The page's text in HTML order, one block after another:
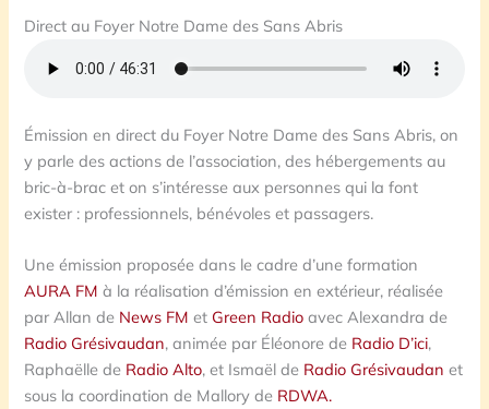
Direct au Foyer Notre Dame des Sans Abris
Émission en direct du Foyer Notre Dame des Sans Abris, on
y parle des actions de l’association, des hébergements au
bric-à-brac et on s’intéresse aux personnes qui la font
exister : professionnels, bénévoles et passagers.
Une émission proposée dans le cadre d’une formation
AURA FM à la réalisation d’émission en extérieur, réalisée
par Allan de News FM et Green Radioavec Alexandra de
Radio Grésivaudan, animée par Éléonore de Radio D’ici,
Raphaëlle de Radio Alto, et Ismaël de Radio Grésivaudan et
sous la coordination de Mallory de RDWA.